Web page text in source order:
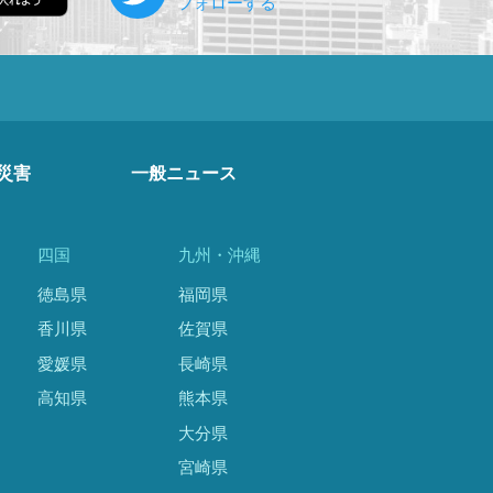
害 一般ニュース
四国
徳島県
香川県
愛媛県
高知県
九州・沖縄
福岡県
佐賀県
長崎県
熊本県
大分県
宮崎県